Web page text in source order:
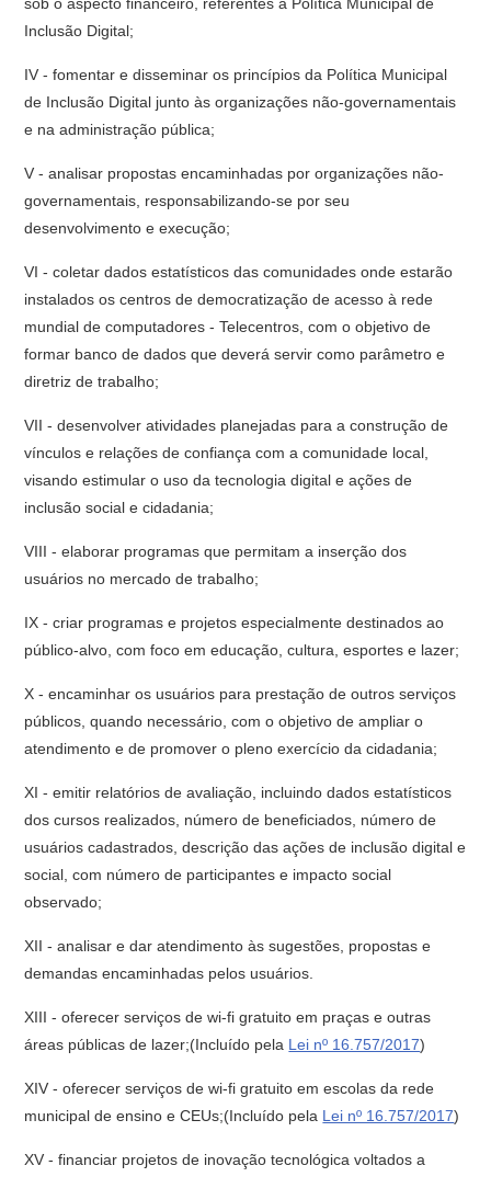
Inclusão Digital;
IV - fomentar e disseminar os princípios da Política Municipal
de Inclusão Digital junto às organizações não-governamentais
e na administração pública;
V - analisar propostas encaminhadas por organizações não-
governamentais, responsabilizando-se por seu
desenvolvimento e execução;
VI - coletar dados estatísticos das comunidades onde estarão
instalados os centros de democratização de acesso à rede
mundial de computadores - Telecentros, com o objetivo de
formar banco de dados que deverá servir como parâmetro e
diretriz de trabalho;
VII - desenvolver atividades planejadas para a construção de
vínculos e relações de confiança com a comunidade local,
visando estimular o uso da tecnologia digital e ações de
inclusão social e cidadania;
VIII - elaborar programas que permitam a inserção dos
usuários no mercado de trabalho;
IX - criar programas e projetos especialmente destinados ao
público-alvo, com foco em educação, cultura, esportes e lazer;
X - encaminhar os usuários para prestação de outros serviços
públicos, quando necessário, com o objetivo de ampliar o
atendimento e de promover o pleno exercício da cidadania;
XI - emitir relatórios de avaliação, incluindo dados estatísticos
dos cursos realizados, número de beneficiados, número de
usuários cadastrados, descrição das ações de inclusão digital e
social, com número de participantes e impacto social
observado;
XII - analisar e dar atendimento às sugestões, propostas e
demandas encaminhadas pelos usuários.
XIII - oferecer serviços de wi-fi gratuito em praças e outras
áreas públicas de lazer;(Incluído pela Lei nº 16.757/2017)
XIV - oferecer serviços de wi-fi gratuito em escolas da rede
municipal de ensino e CEUs;(Incluído pela Lei nº 16.757/2017)
XV - financiar projetos de inovação tecnológica voltados a